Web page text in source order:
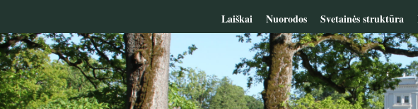
Laiškai Nuorodos Svetainės struktūra